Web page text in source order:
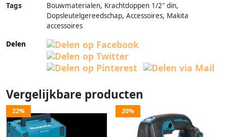
Tags
Bouwmaterialen, Krachtdoppen 1/2" din,
Dopsleutelgereedschap, Accessoires, Makita
accessoires
Delen
Vergelijkbare producten
22% 20%